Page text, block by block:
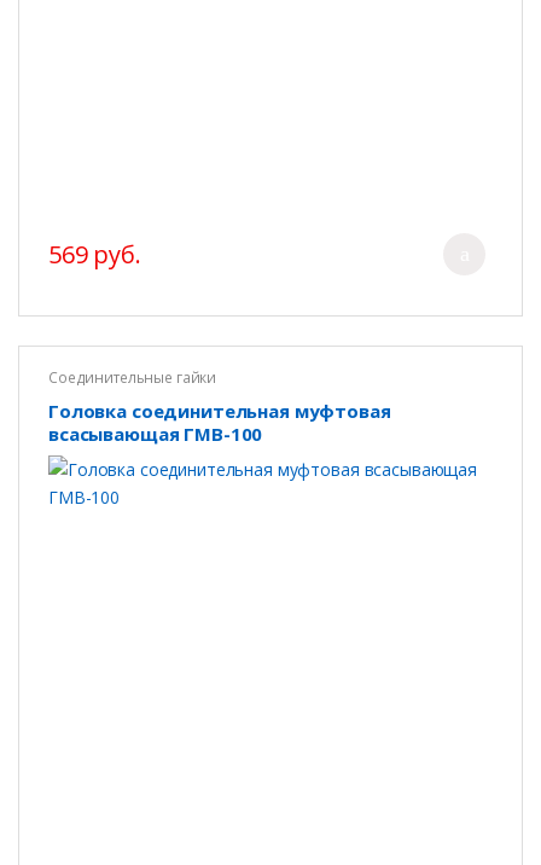
569 руб.
Соединительные гайки
Головка соединительная муфтовая
всасывающая ГМВ-100